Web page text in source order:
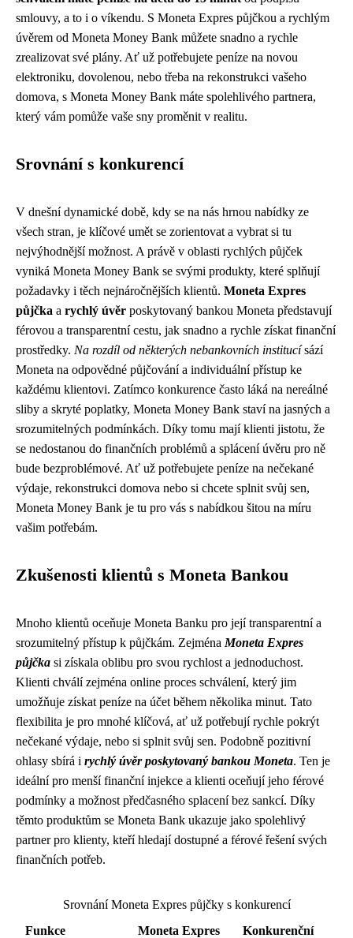
smlouvy, a to i o víkendu. S Moneta Expres půjčkou a rychlým
úvěrem od Moneta Money Bank můžete snadno a rychle
zrealizovat své plány. Ať už potřebujete peníze na novou
elektroniku, dovolenou, nebo třeba na rekonstrukci vašeho
domova, s Moneta Money Bank máte spolehlivého partnera,
který vám pomůže vaše sny proměnit v realitu.
Srovnání s konkurencí
V dnešní dynamické době, kdy se na nás hrnou nabídky ze
všech stran, je klíčové umět se zorientovat a vybrat si tu
nejvýhodnější možnost. A právě v oblasti rychlých půjček
vyniká Moneta Money Bank se svými produkty, které splňují
požadavky i těch nejnáročnějších klientů. Moneta Expres
půjčka a rychlý úvěr poskytovaný bankou Moneta představují
férovou a transparentní cestu, jak snadno a rychle získat finanční
prostředky. Na rozdíl od některých nebankovních institucísází
Moneta na odpovědné půjčování a individuální přístup ke
každému klientovi. Zatímco konkurence často láká na nereálné
sliby a skryté poplatky, Moneta Money Bank staví na jasných a
srozumitelných podmínkách. Díky tomu mají klienti jistotu, že
se nedostanou do finančních problémů a splácení úvěru pro ně
bude bezproblémové. Ať už potřebujete peníze na nečekané
výdaje, rekonstrukci domova nebo si chcete splnit svůj sen,
Moneta Money Bank je tu pro vás s nabídkou šitou na míru
vašim potřebám.
Zkušenosti klientů s Moneta Bankou
Mnoho klientů oceňuje Moneta Banku pro její transparentní a
srozumitelný přístup k půjčkám. Zejména Moneta Expres
půjčka si získala oblibu pro svou rychlost a jednoduchost.
Klienti chválí zejména online proces schválení, který jim
umožňuje získat peníze na účet během několika minut. Tato
flexibilita je pro mnohé klíčová, ať už potřebují rychle pokrýt
nečekané výdaje, nebo si splnit svůj sen. Podobně pozitivní
ohlasy sbírá i rychlý úvěr poskytovaný bankou Moneta. Ten je
ideální pro menší finanční injekce a klienti oceňují jeho férové ​​
podmínky a možnost předčasného splacení bez sankcí. Díky
těmto produktům se Moneta Bank ukazuje jako spolehlivý
partner pro klienty, kteří hledají dostupné a férové ​​řešení svých
finančních potřeb.
Srovnání Moneta Expres půjčky s konkurencí
Funkce
Moneta Expres
Konkurenční